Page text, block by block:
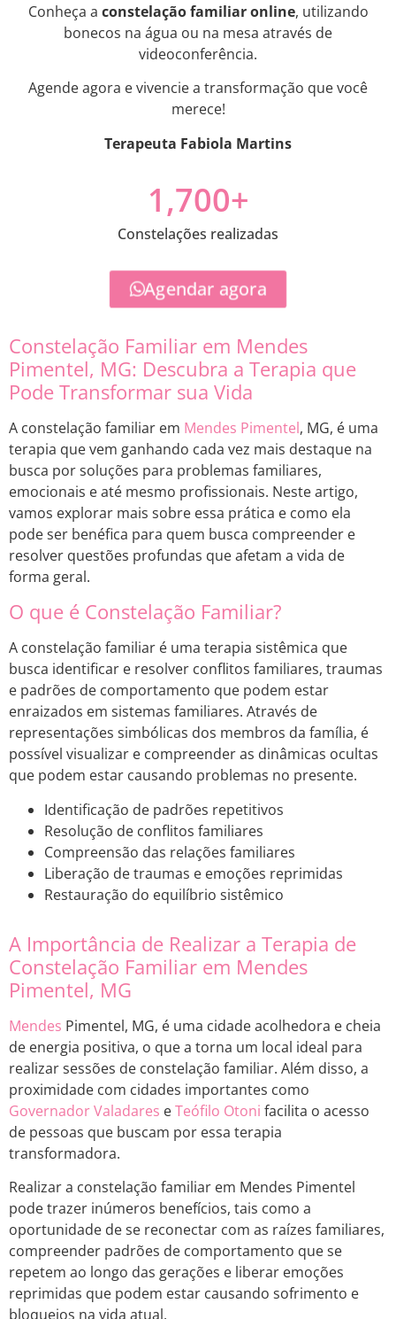
Conheça a constelação familiar online, utilizando
bonecos na água ou na mesa através de
videoconferência.
Agende agora e vivencie a transformação que você
merece!
Terapeuta Fabiola Martins
Constelações realizadas
1,700+
Agendar agora
Constelação Familiar em Mendes
Pimentel, MG: Descubra a Terapia que
Pode Transformar sua Vida
A constelação familiar em Mendes Pimentel, MG, é uma
terapia que vem ganhando cada vez mais destaque na
busca por soluções para problemas familiares,
emocionais e até mesmo profissionais. Neste artigo,
vamos explorar mais sobre essa prática e como ela
pode ser benéfica para quem busca compreender e
resolver questões profundas que afetam a vida de
forma geral.
O que é Constelação Familiar?
A constelação familiar é uma terapia sistêmica que
busca identificar e resolver conflitos familiares, traumas
e padrões de comportamento que podem estar
enraizados em sistemas familiares. Através de
representações simbólicas dos membros da família, é
possível visualizar e compreender as dinâmicas ocultas
que podem estar causando problemas no presente.
Identificação de padrões repetitivos
Resolução de conflitos familiares
Compreensão das relações familiares
Liberação de traumas e emoções reprimidas
Restauração do equilíbrio sistêmico
A Importância de Realizar a Terapia de
Constelação Familiar em Mendes
Pimentel, MG
Mendes Pimentel, MG, é uma cidade acolhedora e cheia
de energia positiva, o que a torna um local ideal para
realizar sessões de constelação familiar. Além disso, a
proximidade com cidades importantes como
Governador Valadares eTeófilo Otoni facilita o acesso
de pessoas que buscam por essa terapia
transformadora.
Realizar a constelação familiar em Mendes Pimentel
pode trazer inúmeros benefícios, tais como a
oportunidade de se reconectar com as raízes familiares,
compreender padrões de comportamento que se
repetem ao longo das gerações e liberar emoções
reprimidas que podem estar causando sofrimento e
bloqueios na vida atual.